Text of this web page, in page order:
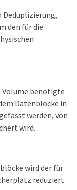
Deduplizierung,
den für die
Volume benötigte
Datenblöcke in
werden, von
wird.
wird der für
reduziert.